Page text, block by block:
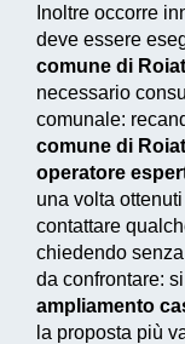
Inoltre occorre
deve essere
comune di
necessario
comunale:
comune di
operatore
una volta
contattare
chiedendo
da confrontare:
ampliamento
la proposta più